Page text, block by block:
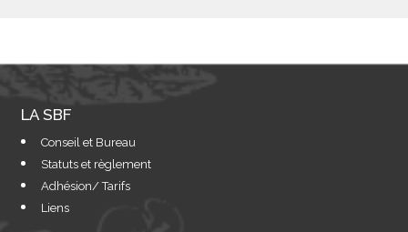
LA SBF
Conseil et Bureau
Statuts et règlement
Adhésion/ Tarifs
Liens